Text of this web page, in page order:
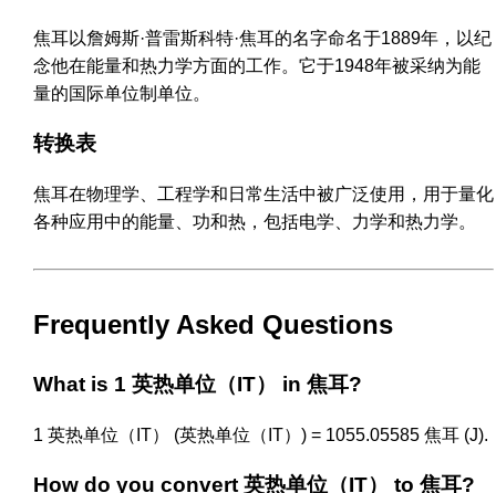
焦耳以詹姆斯·普雷斯科特·焦耳的名字命名于1889年，以纪
念他在能量和热力学方面的工作。它于1948年被采纳为能
量的国际单位制单位。
转换表
焦耳在物理学、工程学和日常生活中被广泛使用，用于量化
各种应用中的能量、功和热，包括电学、力学和热力学。
Frequently Asked Questions
What is 1 英热单位（IT） in 焦耳?
1 英热单位（IT） (英热单位（IT）) = 1055.05585 焦耳 (J).
How do you convert 英热单位（IT） to 焦耳?